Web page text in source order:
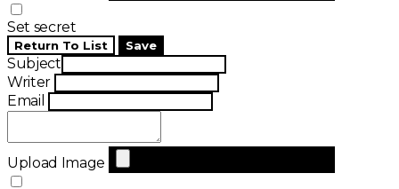
Set secret
Return To List Save
Subject
Writer
Email
Upload Image